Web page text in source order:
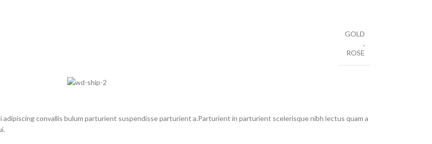
GOLD
,
ROSE
convallis bulum parturient suspendisse parturient a.Parturient in parturient scelerisque nibh lectus quam a